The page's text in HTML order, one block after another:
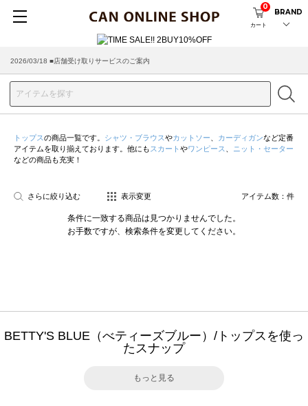
カート
0
BRAND
2026/03/18 ■店舗受け取りサービスのご案内
トップスの商品一覧です。 シャツ・ブラウスやカットソー カーディガンなど定番
アイテムを取り揃えております。他にも スカート やワンピース
ニット・セーター
などの商品も充実！
さらに絞り込む 表示変更 アイテム数： 件
条件に一致する商品は見つかりませんでした。
お手数ですが、検索条件を変更してください。
BETTY'S BLUE（べティーズブルー）/トップスを使っ
たスナップ
もっと見る